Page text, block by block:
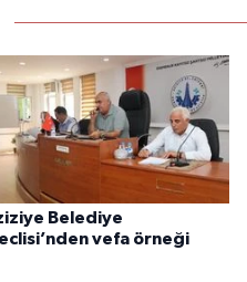
Belediye
vefa örneği